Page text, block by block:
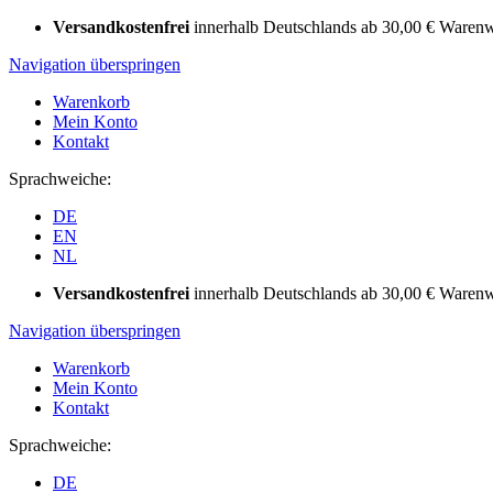
Versandkostenfrei innerhalb Deutschlands ab 30,00 €
Navigation überspringen
Warenkorb
Mein Konto
Kontakt
Sprachweiche:
DE
EN
NL
Versandkostenfrei innerhalb Deutschlands ab 30,00 €
Navigation überspringen
Warenkorb
Mein Konto
Kontakt
Sprachweiche:
DE